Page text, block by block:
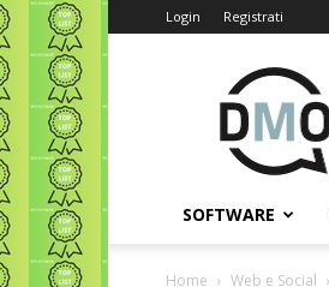
Login Registrati
SOFTWARE
Home Web e Social